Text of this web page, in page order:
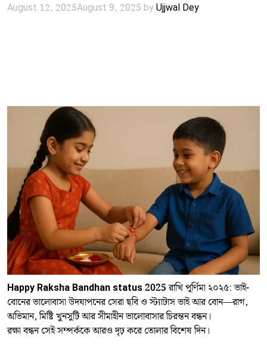
August 12, 2025August 9, 2025 byUjjwal Dey
Happy Raksha Bandhan status 2025রাখি পূর্ণিমা ২০২৫: ভাই-
বোনের ভালোবাসা উদযাপনের সেরা ছবি ও স্ট্যাটাস ভাই আর বোন—রাগ,
অভিমান, মিষ্টি খুনসুটি আর সীমাহীন ভালোবাসার চিরন্তন বন্ধন।
রক্ষা বন্ধন সেই সম্পর্ককে আরও দৃঢ় করে তোলার বিশেষ দিন।